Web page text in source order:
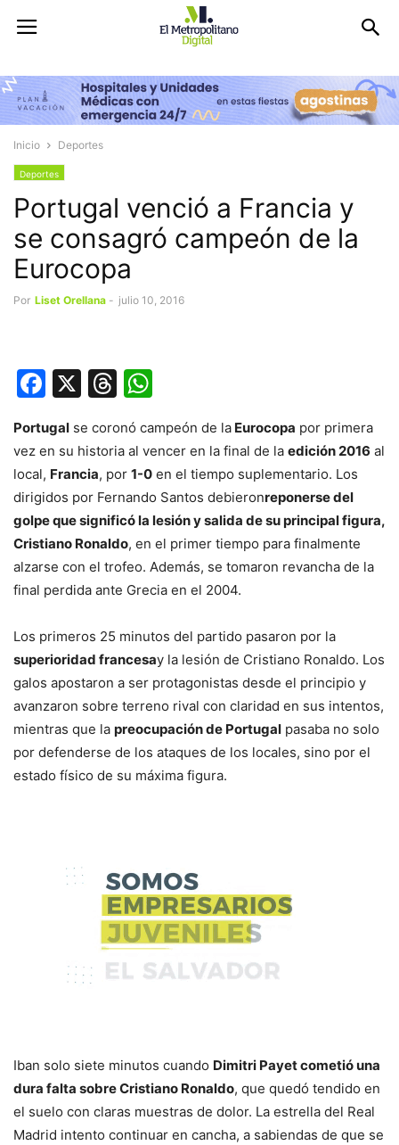
Inicio Deportes
Deportes
Portugal venció a Francia y
se consagró campeón de la
Eurocopa
Por Liset Orellana - julio 10, 2016
Facebook
X Threads
Portugal se coronó campeón de la Eurocopa por primera
vez en su historia al vencer en la final de la edición 2016 al
local, Francia, por 1-0 en el tiempo suplementario. Los
dirigidos por Fernando Santos debieronreponerse del
golpe que significó la lesión y salida de su principal figura,
Cristiano Ronaldo, en el primer tiempo para finalmente
alzarse con el trofeo. Además, se tomaron revancha de la
final perdida ante Grecia en el 2004.
Los primeros 25 minutos del partido pasaron por la
superioridad francesay la lesión de Cristiano Ronaldo. Los
galos apostaron a ser protagonistas desde el principio y
avanzaron sobre terreno rival con claridad en sus intentos,
mientras que la preocupación de Portugal pasaba no solo
por defenderse de los ataques de los locales, sino por el
estado físico de su máxima figura.
Iban solo siete minutos cuando Dimitri Payet cometió una
dura falta sobre Cristiano Ronaldo, que quedó tendido en
el suelo con claras muestras de dolor. La estrella del Real
Madrid intento continuar en cancha, a sabiendas de que se